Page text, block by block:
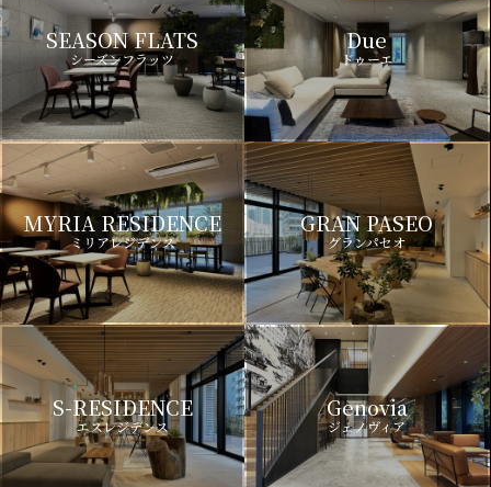
SEASON FLATS
シーズンフラッツ
Due
ドゥーエ
MYRIA RESIDENCE
ミリアレジデンス
GRAN PASEO
グランパセオ
S-RESIDENCE
エスレジデンス
Genovia
ジェノヴィア